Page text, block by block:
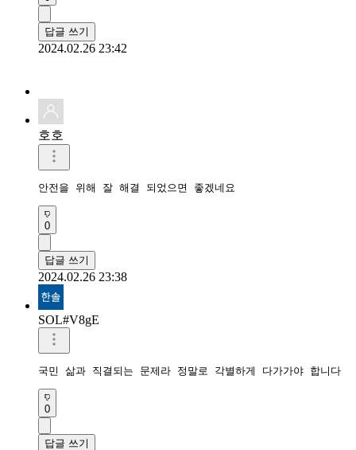
답글 쓰기
2024.02.26 23:42
호호
안전을 위해 잘 해결 되었으면 좋겠네요
0
답글 쓰기
2024.02.26 23:38
SOL#V8gE
국민 삶과 직결되는 문제라 정말로 각별하게 다가가야 합니다
0
답글 쓰기